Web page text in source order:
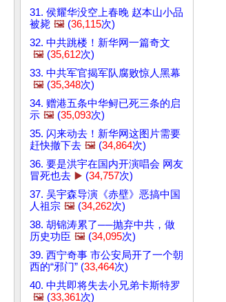
31. 侯耀华没空上春晚 赵本山小品
被毙 🖼️ (36,115次)
32. 中共跳楼！新华网一篇奇文
🖼️ (35,612次)
33. 中共军官揭军队腐败惊人黑幕
🖼️ (35,348次)
34. 赠港五条中华鲟已死三条的启
示 🖼️ (35,093次)
35. 闪来动去！新华网这图片需要
赶快撤下去 🖼️ (34,864次)
36. 要是洪宇在国内开演唱会 网友
冒死也去 ▶️ (34,757次)
37. 吴宇森导演《赤壁》恶搞中国
人祖宗 🖼️ (34,262次)
38. 胡锦涛累了──抛弃中共，做
历史功臣 🖼️ (34,095次)
39. 西宁奇事 市公安局开了一个朝
西的“邪门” (33,464次)
40. 中共即将失去小兄弟卡斯特罗
🖼️ (33,361次)